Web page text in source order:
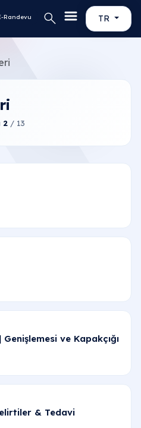
TR
Randevu
2 / 13
ve Kapakçığı
& Tedavi